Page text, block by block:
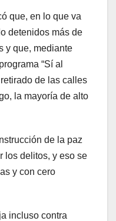
que, en lo que va
detenidos más de
y que, mediante
“Sí al
de las calles
la mayoría de alto
de la paz
los delitos, y eso se
y con cero
incluso contra